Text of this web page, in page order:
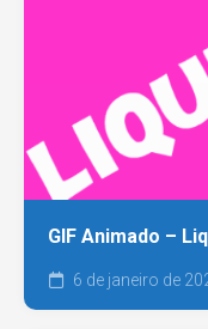
GIF Animado –
6 de janeiro de